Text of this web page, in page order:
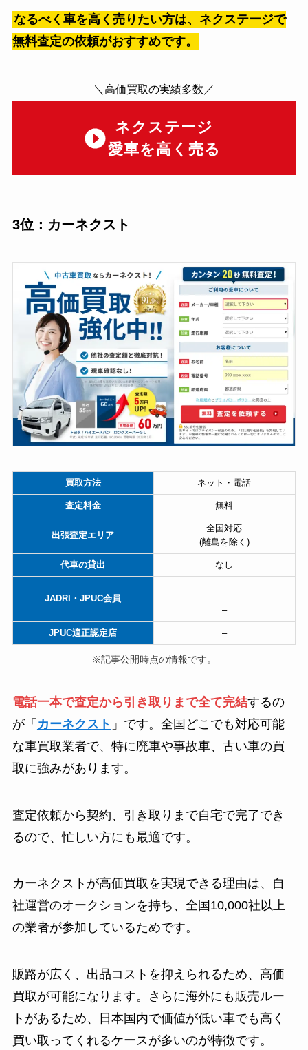
なるべく車を高く売りたい方は、ネクステージで
無料査定の依頼がおすすめです。
＼高価買取の実績多数／
ネクステージ
愛車を高く売る
3位：カーネクスト
買取方法 ネット・電話
査定料金 無料
出張査定エリア
全国対応
(離島を除く)
代車の貸出 なし
JADRI・JPUC会員
–
–
JPUC適正認定店 –
※記事公開時点の情報です。
電話一本で査定から引き取りまで全て完結するの
が「 カーネクスト 」です。全国どこでも対応可能
な車買取業者で、特に廃車や事故車、古い車の買
取に強みがあります。
査定依頼から契約、引き取りまで自宅で完了でき
るので、忙しい方にも最適です。
カーネクストが高価買取を実現できる理由は、自
社運営のオークションを持ち、全国10,000社以上
の業者が参加しているためです。
販路が広く、出品コストを抑えられるため、高価
買取が可能になります。さらに海外にも販売ルー
トがあるため、日本国内で価値が低い車でも高く
買い取ってくれるケースが多いのが特徴です。